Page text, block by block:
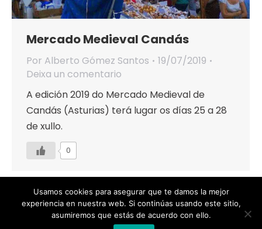
Mercado Medieval Candás
Por Alberto Gómez Santos
19/07/2019
Deixa un comentario
A edición 2019 do Mercado Medieval de
Candás (Asturias) terá lugar os días 25 a 28
de xullo.
0
Usamos cookies para asegurar que te damos la mejor
experiencia en nuestra web. Si continúas usando este sitio,
asumiremos que estás de acuerdo con ello.